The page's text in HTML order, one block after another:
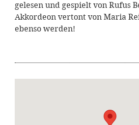
gelesen und gespielt von Rufus
Akkordeon vertont von Maria
ebenso werden!